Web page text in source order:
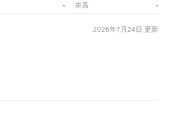
- 車高 -
2026年7月24日 更新